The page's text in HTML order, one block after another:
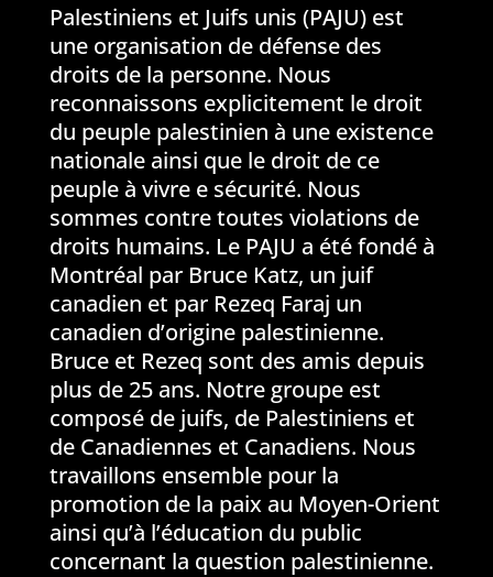
Palestiniens et Juifs unis (PAJU) est
une organisation de défense des
droits de la personne. Nous
reconnaissons explicitement le droit
du peuple palestinien à une existence
nationale ainsi que le droit de ce
peuple à vivre e sécurité. Nous
sommes contre toutes violations de
droits humains. Le PAJU a été fondé à
Montréal par Bruce Katz, un juif
canadien et par Rezeq Faraj un
canadien d’origine palestinienne.
Bruce et Rezeq sont des amis depuis
plus de 25 ans. Notre groupe est
composé de juifs, de Palestiniens et
de Canadiennes et Canadiens. Nous
travaillons ensemble pour la
promotion de la paix au Moyen-Orient
ainsi qu’à l’éducation du public
concernant la question palestinienne.